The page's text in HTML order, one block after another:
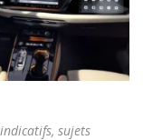
sujets